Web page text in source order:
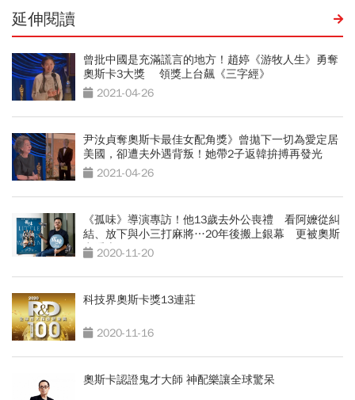
延伸閱讀
曾批中國是充滿謊言的地方！趙婷《游牧人生》勇奪
奧斯卡3大獎 領獎上台飆《三字經》
2021-04-26
尹汝貞奪奧斯卡最佳女配角獎》曾拋下一切為愛定居
美國，卻遭夫外遇背叛！她帶2子返韓拚搏再發光
2021-04-26
《孤味》導演專訪！他13歲去外公喪禮 看阿嬤從糾
結、放下與小三打麻將…20年後搬上銀幕 更被奧斯
卡看上
2020-11-20
科技界奧斯卡獎13連莊
2020-11-16
奧斯卡認證鬼才大師 神配樂讓全球驚呆